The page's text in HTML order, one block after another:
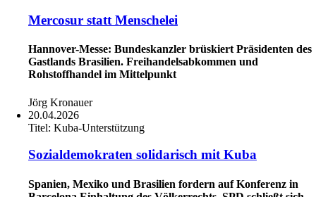
Mercosur statt Menschelei
Hannover-Messe: Bundeskanzler brüskiert Präsidenten des
Gastlands Brasilien. Freihandelsabkommen und
Rohstoffhandel im Mittelpunkt
Jörg Kronauer
20.04.2026
Titel: Kuba-Unterstützung
Sozialdemokraten solidarisch mit Kuba
Spanien, Mexiko und Brasilien fordern auf Konferenz in